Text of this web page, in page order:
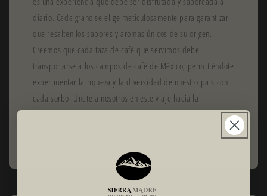
diario. Cada grano se elige meticulosamente para garantizar
que resalten los sabores y aromas únicos de su origen.
Creemos que cada taza de café que servimos debe
transportarse a los campos de café de México, permitiéndote
experimentar la riqueza y la diversidad de nuestro país con
cada sorbo. Únete a nosotros en este viaje hacia la
perfección del café, donde cada taza es una obra maestra